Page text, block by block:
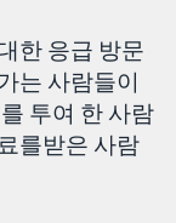
한 응급 방문
는 사람들이
투여 한 사람
를받은 사람